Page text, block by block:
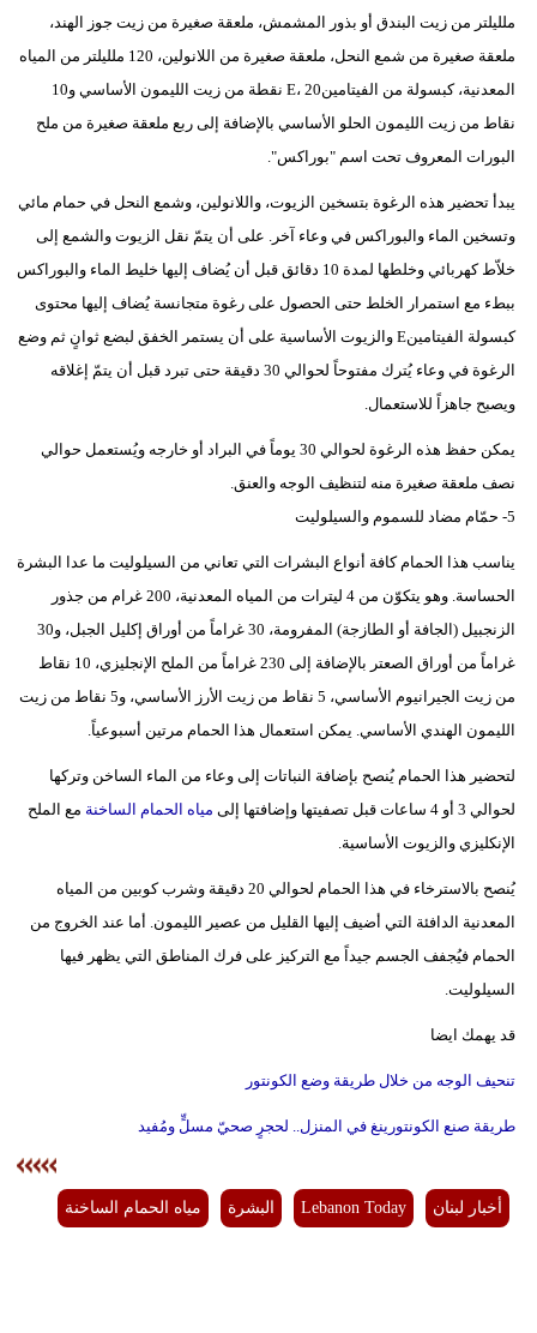
ملليلتر من زيت البندق أو بذور المشمش، ملعقة صغيرة من زيت جوز الهند،
ملعقة صغيرة من شمع النحل، ملعقة صغيرة من اللانولين، 120 ملليلتر من المياه
المعدنية، كبسولة من الفيتامينE، 20 نقطة من زيت الليمون الأساسي و10
نقاط من زيت الليمون الحلو الأساسي بالإضافة إلى ربع ملعقة صغيرة من ملح
البورات المعروف تحت اسم "بوراكس".
يبدأ تحضير هذه الرغوة بتسخين الزيوت، واللانولين، وشمع النحل في حمام مائي
وتسخين الماء والبوراكس في وعاء آخر. على أن يتمّ نقل الزيوت والشمع إلى
خلاّط كهربائي وخلطها لمدة 10 دقائق قبل أن يُضاف إليها خليط الماء والبوراكس
ببطء مع استمرار الخلط حتى الحصول على رغوة متجانسة يُضاف إليها محتوى
كبسولة الفيتامينE والزيوت الأساسية على أن يستمر الخفق لبضع ثوانٍ ثم وضع
الرغوة في وعاء يُترك مفتوحاً لحوالي 30 دقيقة حتى تبرد قبل أن يتمّ إغلاقه
ويصبح جاهزاً للاستعمال.
يمكن حفظ هذه الرغوة لحوالي 30 يوماً في البراد أو خارجه ويُستعمل حوالي
نصف ملعقة صغيرة منه لتنظيف الوجه والعنق.
5- حمّام مضاد للسموم والسيلوليت
يناسب هذا الحمام كافة أنواع البشرات التي تعاني من السيلوليت ما عدا البشرة
الحساسة. وهو يتكوّن من 4 ليترات من المياه المعدنية، 200 غرام من جذور
الزنجبيل (الجافة أو الطازجة) المفرومة، 30 غراماً من أوراق إكليل الجبل، و30
غراماً من أوراق الصعتر بالإضافة إلى 230 غراماً من الملح الإنجليزي، 10 نقاط
من زيت الجيرانيوم الأساسي، 5 نقاط من زيت الأرز الأساسي، و5 نقاط من زيت
الليمون الهندي الأساسي. يمكن استعمال هذا الحمام مرتين أسبوعياً.
لتحضير هذا الحمام يُنصح بإضافة النباتات إلى وعاء من الماء الساخن وتركها
لحوالي 3 أو 4 ساعات قبل تصفيتها وإضافتها إلى
مياه الحمام الساخنة مع الملح
الإنكليزي والزيوت الأساسية.
يُنصح بالاسترخاء في هذا الحمام لحوالي 20 دقيقة وشرب كوبين من المياه
المعدنية الدافئة التي أضيف إليها القليل من عصير الليمون. أما عند الخروج من
الحمام فيُجفف الجسم جيداً مع التركيز على فرك المناطق التي يظهر فيها
السيلوليت.
قد يهمك ايضا
تنحيف الوجه من خلال طريقة وضع الكونتور
طريقة صنع الكونتورينغ في المنزل.. لحجرٍ صحيّ مسلٍّ ومُفيد
أخبار لبنان Lebanon Today البشرة مياه الحمام الساخنة